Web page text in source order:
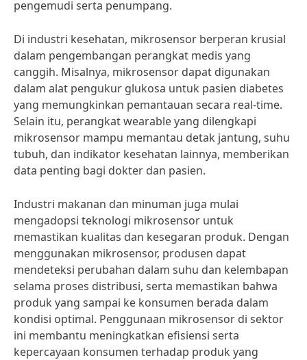
pengemudi serta penumpang.
Di industri kesehatan, mikrosensor berperan krusial
dalam pengembangan perangkat medis yang
canggih. Misalnya, mikrosensor dapat digunakan
dalam alat pengukur glukosa untuk pasien diabetes
yang memungkinkan pemantauan secara real-time.
Selain itu, perangkat wearable yang dilengkapi
mikrosensor mampu memantau detak jantung, suhu
tubuh, dan indikator kesehatan lainnya, memberikan
data penting bagi dokter dan pasien.
Industri makanan dan minuman juga mulai
mengadopsi teknologi mikrosensor untuk
memastikan kualitas dan kesegaran produk. Dengan
menggunakan mikrosensor, produsen dapat
mendeteksi perubahan dalam suhu dan kelembapan
selama proses distribusi, serta memastikan bahwa
produk yang sampai ke konsumen berada dalam
kondisi optimal. Penggunaan mikrosensor di sektor
ini membantu meningkatkan efisiensi serta
kepercayaan konsumen terhadap produk yang